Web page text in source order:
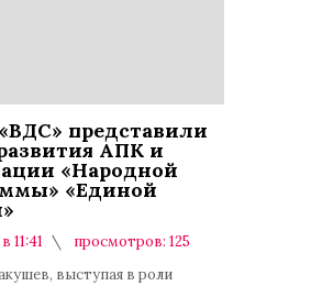
представили
АПК и
«Народной
«Единой
11:41
просмотров: 125
выступая в роли